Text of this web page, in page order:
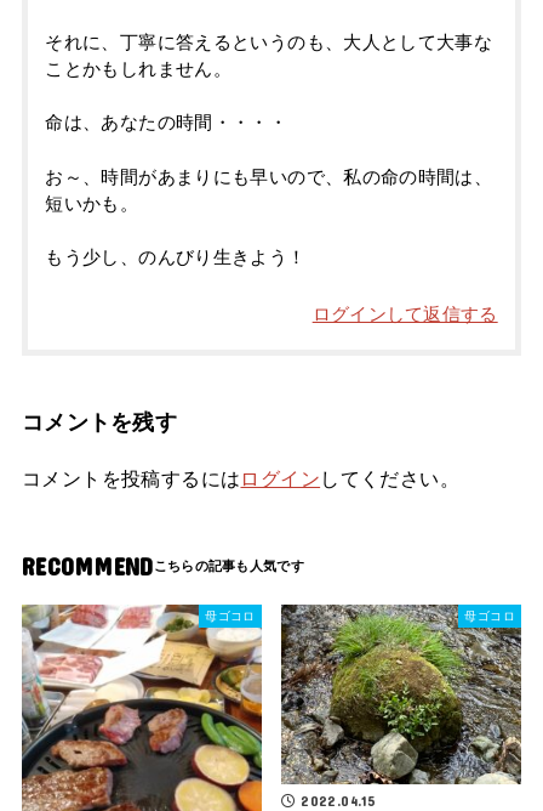
それに、丁寧に答えるというのも、大人として大事な
ことかもしれません。
命は、あなたの時間・・・・
お～、時間があまりにも早いので、私の命の時間は、
短いかも。
もう少し、のんびり生きよう！
ログインして返信する
コメントを残す
コメントを投稿するには ログイン してください。
RECOMMEND
母ゴコロ 母ゴコロ
2022.04.15